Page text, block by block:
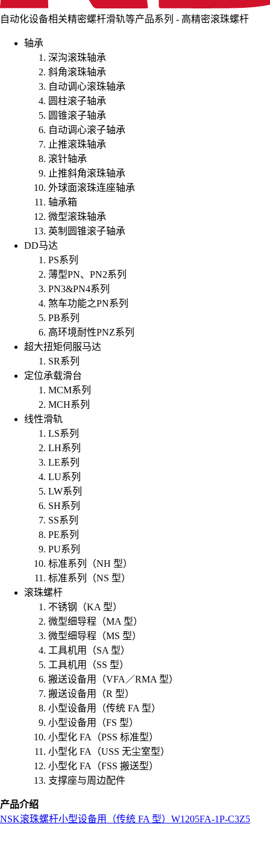
自动化设备相关精密螺杆滑轨等产品系列 - 高精密滚珠螺杆
轴承
深沟滚珠轴承
斜角滚珠轴承
自动调心滚珠轴承
圆柱滚子轴承
圆锥滚子轴承
自动调心滚子轴承
止推滚珠轴承
滚针轴承
止推斜角滚珠轴承
外球面滚珠连座轴承
轴承箱
微型滚珠轴承
英制圆锥滚子轴承
DD马达
PS系列
薄型PN、PN2系列
PN3&PN4系列
煞车功能之PN系列
PB系列
高环境耐性PNZ系列
超大扭矩伺服马达
SR系列
定位承载滑台
MCM系列
MCH系列
线性滑轨
LS系列
LH系列
LE系列
LU系列
LW系列
SH系列
SS系列
PE系列
PU系列
标准系列（NH 型）
标准系列（NS 型）
滚珠螺杆
不锈钢（KA 型）
微型细导程（MA 型）
微型细导程（MS 型）
工具机用（SA 型）
工具机用（SS 型）
搬送设备用（VFA／RMA 型）
搬送设备用（R 型）
小型设备用（传统 FA 型）
小型设备用（FS 型）
小型化 FA（PSS 标准型）
小型化 FA（USS 无尘室型）
小型化 FA（FSS 搬送型）
支撑座与周边配件
产品介绍
NSK滚珠螺杆小型设备用（传统 FA 型） W1205FA-1P-C3Z5